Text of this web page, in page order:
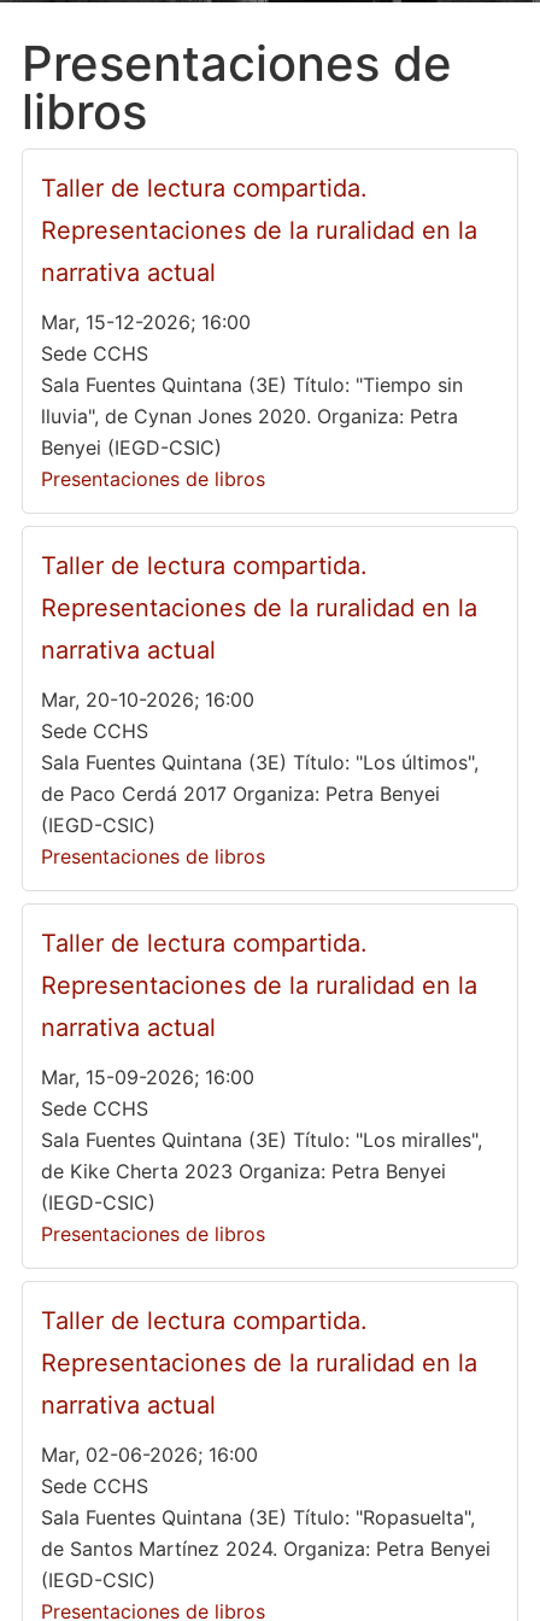
Presentaciones de
libros
Taller de lectura compartida.
Representaciones de la ruralidad en la
narrativa actual
Mar, 15-12-2026; 16:00
Sede CCHS
Sala Fuentes Quintana (3E) Título: "Tiempo sin
lluvia", de Cynan Jones 2020. Organiza: Petra
Benyei (IEGD-CSIC)
Presentaciones de libros
Taller de lectura compartida.
Representaciones de la ruralidad en la
narrativa actual
Mar, 20-10-2026; 16:00
Sede CCHS
Sala Fuentes Quintana (3E) Título: "Los últimos",
de Paco Cerdá 2017 Organiza: Petra Benyei
(IEGD-CSIC)
Presentaciones de libros
Taller de lectura compartida.
Representaciones de la ruralidad en la
narrativa actual
Mar, 15-09-2026; 16:00
Sede CCHS
Sala Fuentes Quintana (3E) Título: "Los miralles",
de Kike Cherta 2023 Organiza: Petra Benyei
(IEGD-CSIC)
Presentaciones de libros
Taller de lectura compartida.
Representaciones de la ruralidad en la
narrativa actual
Mar, 02-06-2026; 16:00
Sede CCHS
Sala Fuentes Quintana (3E) Título: "Ropasuelta",
de Santos Martínez 2024. Organiza: Petra Benyei
(IEGD-CSIC)
Presentaciones de libros